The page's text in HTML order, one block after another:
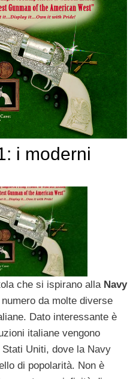
i moderni
che si ispirano alla Navy
da molte diverse
Dato interessante è
italiane vengono
Uniti, dove la Navy
di popolarità. Non è